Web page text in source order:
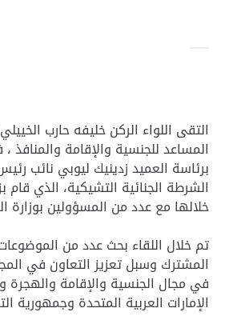
التقى اللواء الركن خليفه حارب
المساعد للجنسية والإقامة
برئاسة العميد زدينيك ليوبي نائب
الشرطة الجنائية التشيكية، الذي قام
خلالها مع عدد من المسؤولين بوزارة
تم خلال اللقاء بحث عدد من
المشترك وسبل تعزيز التعاون في
في مجال الجنسية والإقامة والهجرة
الإمارات العربية المتحدة وجمهورية